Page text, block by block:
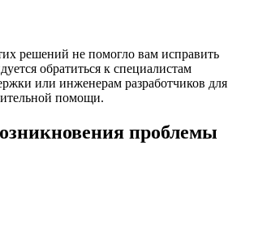
решений не помогло вам исправить
обратиться к специалистам
или инженерам разработчиков для
помощи.
проблемы